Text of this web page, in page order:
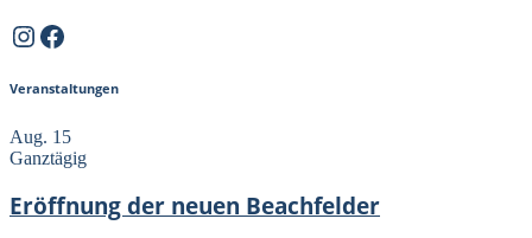
Instagram
Facebook
Veranstaltungen
Aug. 15
Ganztägig
Eröffnung der neuen Beachfelder